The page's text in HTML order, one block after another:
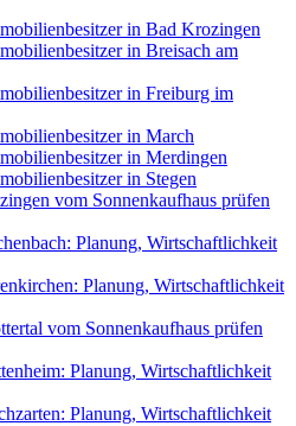
in Bad Krozingen
in Breisach am
in Freiburg im
in March
in Merdingen
in Stegen
vom Sonnenkaufhaus prüfen
Planung, Wirtschaftlichkeit
Planung, Wirtschaftlichkeit
vom Sonnenkaufhaus prüfen
Planung, Wirtschaftlichkeit
Planung, Wirtschaftlichkeit